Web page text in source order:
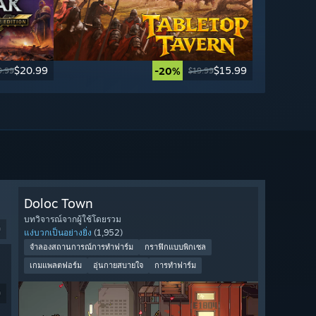
$20.99 -20% $19.99$15.99
Doloc Town
บทวิจารณ์จากผู้ใช้โดยรวม
แง่บวกเป็นอย่างยิ่ง (1,952)
จำลองสถานการณ์การทำฟาร์ม
กราฟิกแบบพิกเซล
เกมแพลตฟอร์ม
อุ่นกายสบายใจ การทำฟาร์ม